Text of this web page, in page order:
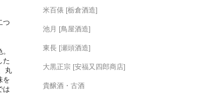
つ
た
丸
を
は
米百俵 [栃倉酒造]
池月 [鳥屋酒造]
東長 [瀬頭酒造]
大黒正宗 [安福又四郎商店]
貴醸酒・古酒